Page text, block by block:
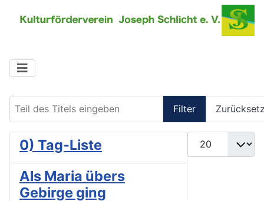
Filter
Anzeige #
0) Tag-Liste
Als Maria übers
Gebirge ging